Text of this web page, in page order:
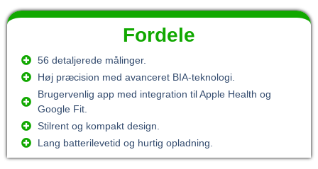
Fordele
56 detaljerede målinger.
Høj præcision med avanceret BIA-teknologi.
Brugervenlig app med integration til Apple Health og
Google Fit.
Stilrent og kompakt design.
Lang batterilevetid og hurtig opladning.